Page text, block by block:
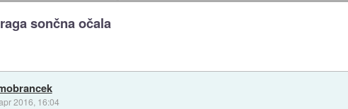
sončna očala
2016, 16:04